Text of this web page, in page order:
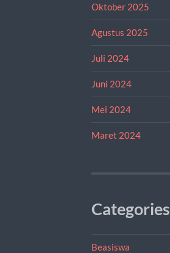
Oktober 2025
Agustus 2025
Juli 2024
Juni 2024
Mei 2024
Maret 2024
Categories
Beasiswa